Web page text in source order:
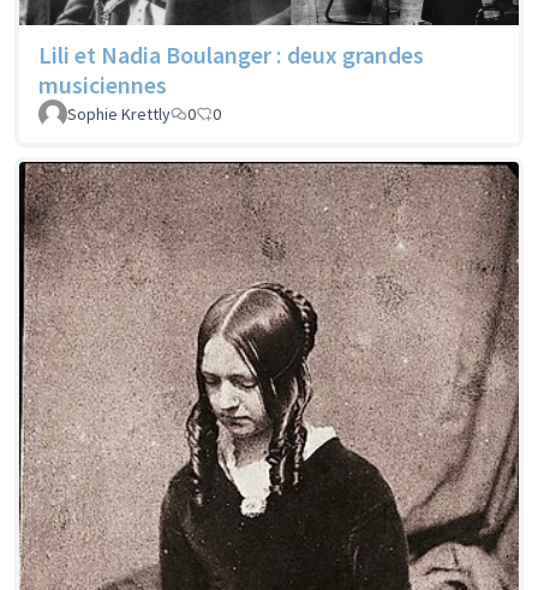
Lili et Nadia Boulanger : deux grandes
musiciennes
Sophie Krettly 0 0